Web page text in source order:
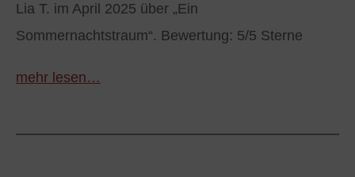
Lia T. im April 2025 über „Ein
Sommernachtstraum“. Bewertung: 5/5 Sterne
mehr lesen…